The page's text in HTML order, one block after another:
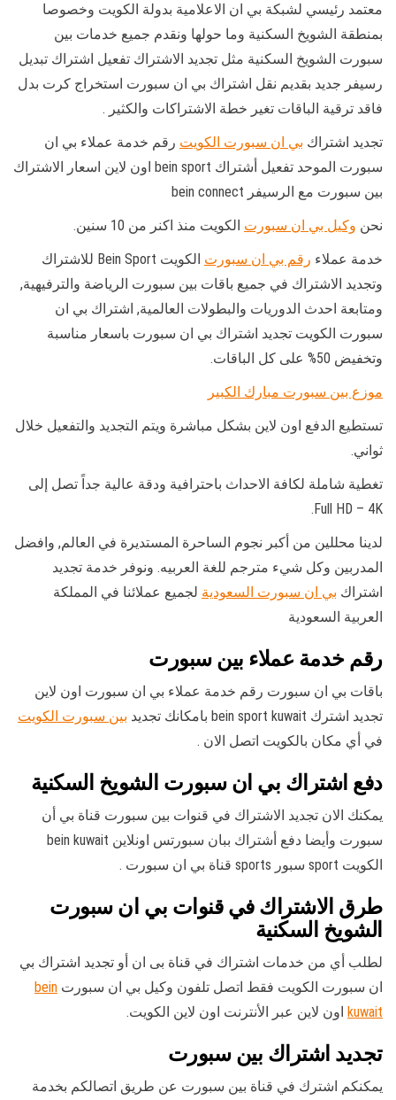
معتمد رئيسي لشبكة بي ان الاعلامية بدولة الكويت وخصوصا
بمنطقة الشويخ السكنية وما حولها ونقدم جميع خدمات بين
سبورت الشويخ السكنية مثل تجديد الاشتراك تفعيل اشتراك تبديل
رسيفر جديد بقديم نقل اشتراك بي ان سبورت استخراج كرت بدل
فاقد ترقية الباقات تغير خطة الاشتراكات والكثير .
تجديد اشتراك بي ان سبورت الكويت رقم خدمة عملاء بي ان
سبورت الموحد تفعيل أشتراك bein sport اون لاين اسعار الاشتراك
بين سبورت مع الرسيفر bein connect
نحن وكيل بي ان سبورت الكويت منذ اكنر من 10 سنين.
خدمة عملاء رقم بي ان سبورت
الكويت Bein Sport للاشتراك
وتجديد الاشتراك في جميع باقات بين سبورت الرياضة والترفيهية,
ومتابعة احدث الدوريات والبطولات العالمية, اشتراك بي ان
سبورت الكويت تجديد اشتراك بي ان سبورت باسعار مناسبة
وتخفيض 50% على كل الباقات.
موزع بين سبورت مبارك الكبير
تستطيع الدفع اون لاين بشكل مباشرة ويتم التجديد والتفعيل خلال
ثواني.
تغطية شاملة لكافة الاحداث باحترافية ودقة عالية جداً تصل إلى
Full HD – 4K.
لدينا محللين من أكبر نجوم الساحرة المستديرة في العالم, وافضل
المدربين وكل شيء مترجم للغة العربيه. ونوفر خدمة تجديد
اشتراك بي ان سبورت السعودية لجميع عملائنا في المملكة
العربية السعودية
رقم خدمة عملاء بين سبورت
باقات بي ان سبورت رقم خدمة عملاء بي ان سبورت اون لاين
تجديد اشترك bein sport kuwait بامكانك تجديد
بين سبورت الكويت
في أي مكان بالكويت اتصل الان .
دفع اشتراك بي ان سبورت الشويخ السكنية
يمكنك الان تجديد الاشتراك في قنوات بين سبورت قناة بي أن
سبورت وأيضا دفع أشتراك ببان سبورتس اونلاين bein kuwait
الكويت sport سبور sports قناة بي ان سبورت .
طرق الاشتراك في قنوات بي ان سبورت
الشويخ السكنية
لطلب أي من خدمات اشتراك في قناة بى ان أو تجديد اشتراك بي
ان سبورت الكويت فقط اتصل تلفون وكيل بي ان سبورت bein
kuwait اون لاين عبر الأنترنت اون لاين الكويت.
تجديد اشتراك بين سبورت
يمكنكم اشترك في قناة بين سبورت عن طريق اتصالكم بخدمة